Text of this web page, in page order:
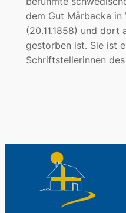
dem Gut Mårbacka in
(20.11.1858) und dort
gestorben ist. Sie ist
Schriftstellerinnen